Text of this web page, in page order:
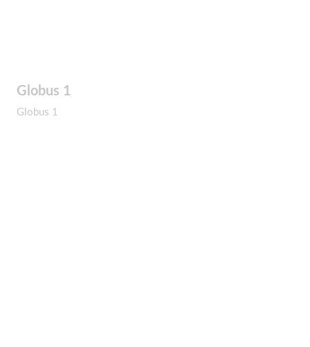
Globus 1
Globus 1